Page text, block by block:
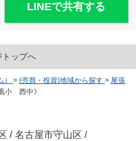
LINEで共有する
トップへ
> (売買・投資)地域から探す > 尾張
小 西中》
/ 名古屋市守山区 /